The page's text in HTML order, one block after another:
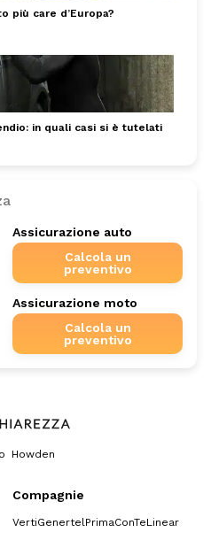
più care d’Europa?
in quali casi si è tutelati
Assicurazione auto
Calcola un
preventivo
Assicurazione moto
Calcola un
preventivo
Howden
Compagnie
VertiGenertelPrimaConTeLinear